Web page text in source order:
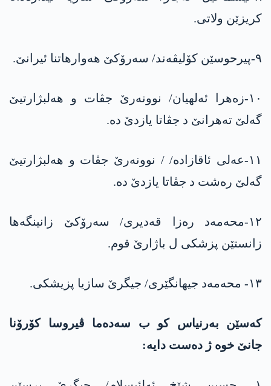
کریزێن ولاتی.
٩-پیرحوسێن کۆلیڤەند/ سەرۆکێ هەوارهاتنا ئیرانێ.
١٠-زەهرا ئەلهیان/ نوونەرێ جڤات و هەلبژارتیێ
گەلێ تەهرانێ د جڤاتا یازدێ دە.
١١-عەلی ئاقازادە/ / نوونەرێ جڤات و هەلبژارتیێ
گەلێ رەشت د جڤاتا یازدێ دە.
١٢-محەمەد رەزا قەدیری/ سەرۆکێ زانینگەها
زانستێن پزشکی ل باژارێ قوم.
١٣- محەمەد جیهانگێری/ جیگرێ سازیا پزیشکی.
کەسێن بەرنیاس کو ب سەدەما ڤیروسا کۆرۆنا
جانێ خوە ژ دەست دایە: